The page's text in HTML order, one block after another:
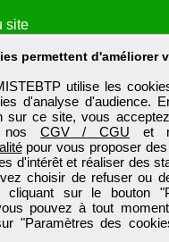
permettent d'améliorer
utilise les
d'analyse d'audience.
sur ce site, vous
nos CGV / CGU et
pour vous proposer
d'intérêt et réaliser des
choisir de refuser ou
sur le bouton
pouvez à tout
"Paramètres des
site